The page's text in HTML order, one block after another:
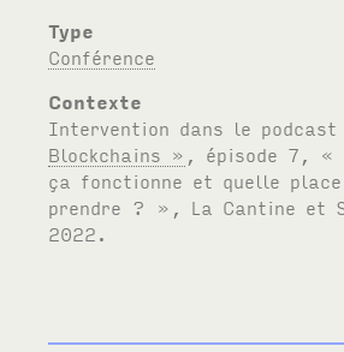
Type
Conférence
Contexte
Intervention dans le podcast
Blockchains » , épisode 7, «
ça fonctionne et quelle
prendre ? », La Cantine et
2022.